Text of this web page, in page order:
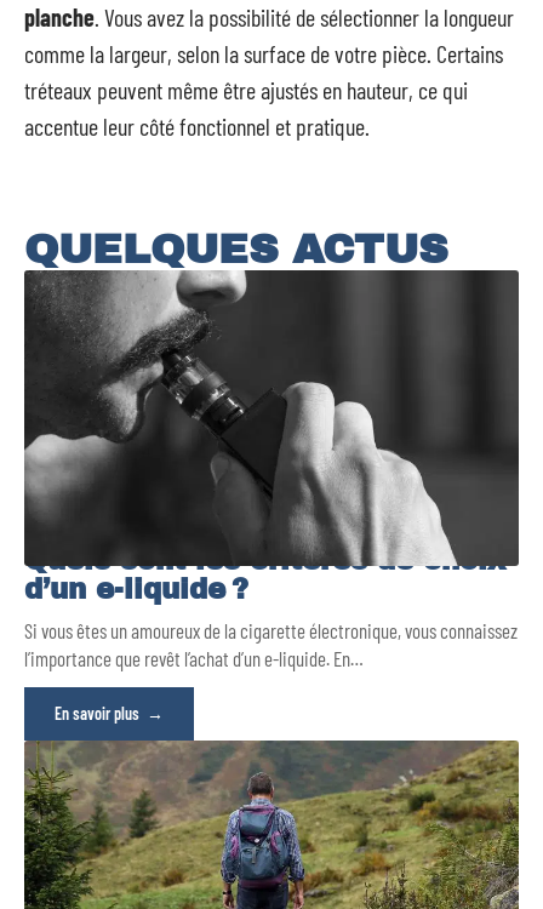
planche . Vous avez la possibilité de sélectionner la longueur
comme la largeur, selon la surface de votre pièce. Certains
tréteaux peuvent même être ajustés en hauteur, ce qui
accentue leur côté fonctionnel et pratique.
QUELQUES ACTUS
Quels sont les critères de choix
d’un e-liquide ?
Si vous êtes un amoureux de la cigarette électronique, vous connaissez
l’importance que revêt l’achat d’un e-liquide. En…
En savoir plus